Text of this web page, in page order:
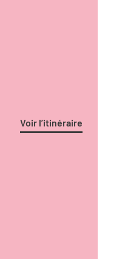
Voir l’itinéraire